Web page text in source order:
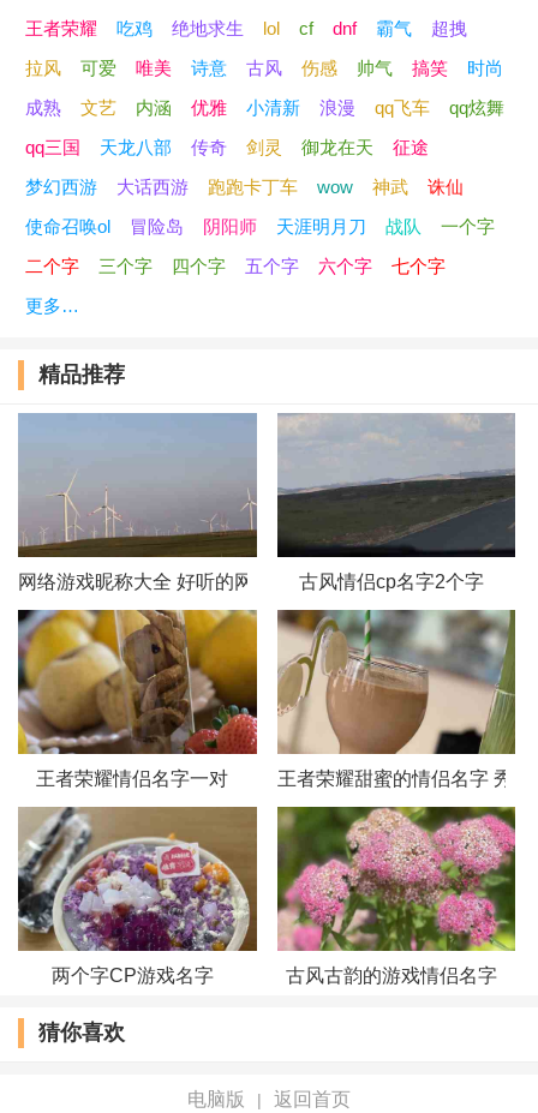
43、痴迷 ლ痴情
44、夜裏ლ雨季
45、失心ლ空心
46、清夢ლ 星河
47、携手 ლ挚爱
48、青衫
49、音痴
51、殇歌
52、早安ლ晚安
53、旧城ლ半夏
54、怂娘ლ怂爷
55、向走ლ向走
56、齁甜
57、呆头ლ呆脑
58、過去ლ未來
59、陌离ლ陌弃
60、勿念
ლ也曾
王者荣耀 吃鸡 绝地求生 lol cf dnf 霸气
超拽
拉风
可爱 唯美 诗意 古风 伤感 帅气 搞笑
时尚
成熟
文艺 内涵 优雅 小清新 浪漫 qq飞车
qq炫舞
qq三国
天龙八部 传奇 剑灵 御龙在天
征途
梦幻西游
大话西游 跑跑卡丁车 wow 神武
诛仙
使命召唤ol
冒险岛 阴阳师 天涯明月刀 战队
一个字
二个字
三个字 四个字 五个字 六个字
七个字
更多…
精品推荐
网络游戏昵称大全 好听的网络游戏情侣昵称古风情侣cp名字2个字
王者荣耀情侣名字一对 王者荣耀甜蜜的情侣名字 秀恩
两个字CP游戏名字 古风古韵的游戏情侣名字
猜你喜欢
电脑版 | 返回首页